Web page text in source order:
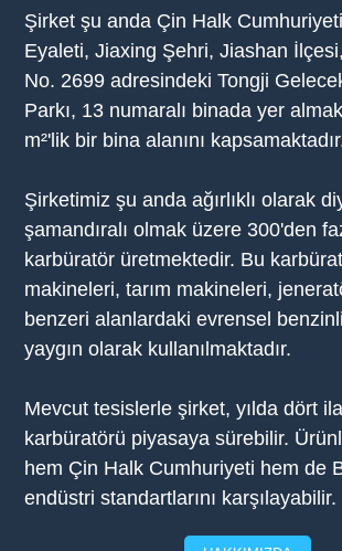
Şirket şu anda Çin Halk
Eyaleti, Jiaxing Şehri, Jiashan
No. 2699 adresindeki Tongji
Parkı, 13 numaralı binada yer
m²'lik bir bina alanını
Şirketimiz şu anda ağırlıklı olarak
şamandıralı olmak üzere 300'den
karbüratör üretmektedir. Bu
makineleri, tarım makineleri,
benzeri alanlardaki evrensel
yaygın olarak kullanılmaktadır.
Mevcut tesislerle şirket, yılda dört
karbüratörü piyasaya sürebilir.
hem Çin Halk Cumhuriyeti hem de
endüstri standartlarını karşılayabilir.